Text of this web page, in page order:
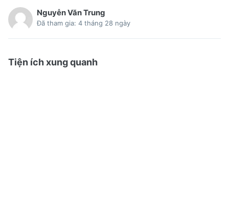
Nguyễn Văn Trung
Đã tham gia: 4 tháng 28 ngày
Tiện ích xung quanh